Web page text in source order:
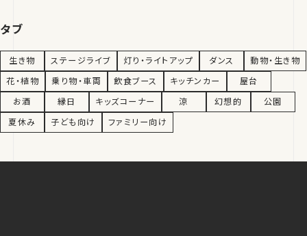
タブ
生き物 ステージライブ 灯り・ライトアップ ダンス
動物・生き物
花・植物
乗り物・車両 飲食ブース キッチンカー
屋台
お酒
縁日 キッズコーナー 涼 幻想的
公園
夏休み
子ども向け ファミリー向け